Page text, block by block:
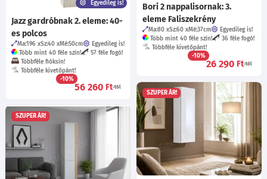
Bori 2 nappalisornak: 3.
eleme Faliszekrény
Ma:80 Sz:60 Mé:37cm
Egyedileg is!
Több mint 40 féle szín!
36 féle fogó!
Többféle kivetőpánt!
-10%
26 290 Ft-tól
Egyedileg is!
Jazz gardróbnak 2. eleme: 40-
es polcos
Ma:196 Sz:40 Mé:50cm
Egyedileg is!
Több mint 40 féle szín!
57 féle fogó!
Többféle fióksín!
Többféle kivetőpánt!
-10%
56 260 Ft-tól
SZUPER ÁR!
SZUPER ÁR!